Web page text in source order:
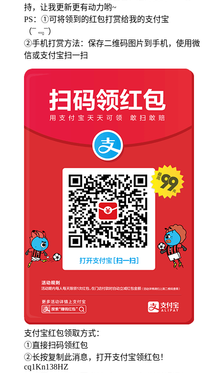
持，让我更新更有动力哟~
PS：①可将领到的红包打赏给我的支付宝
（¯﹃¯）
②手机打赏方法：保存二维码图片到手机，使用微
信或支付宝扫一扫
支付宝红包领取方式：
①直接扫码领红包
②长按复制此消息，打开支付宝领红包！
cq1Kn138HZ